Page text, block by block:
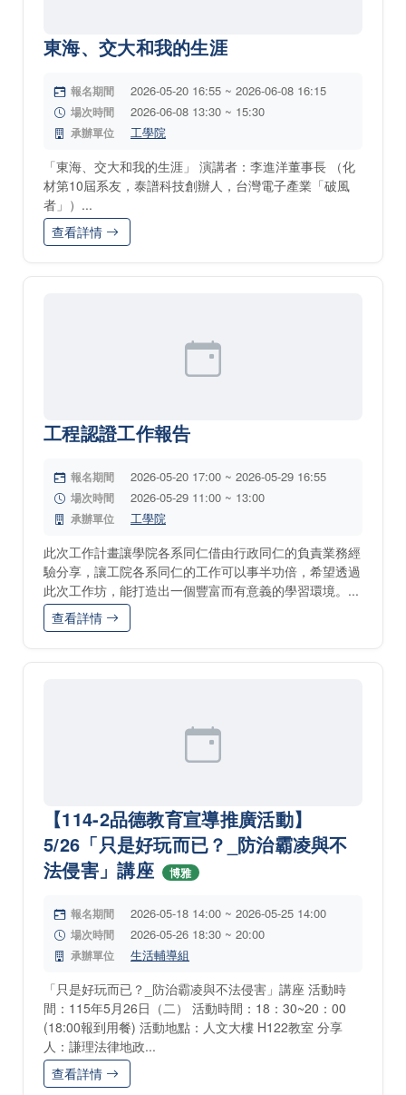
東海、交大和我的生涯
報名期間 2026-05-20 16:55 ~ 2026-06-08 16:15
場次時間 2026-06-08 13:30 ~ 15:30
承辦單位 工學院
「東海、交大和我的生涯」 演講者：李進洋董事長 （化
材第10屆系友，泰譜科技創辦人，台灣電子產業「破風
者」）...
查看詳情
工程認證工作報告
報名期間 2026-05-20 17:00 ~ 2026-05-29 16:55
場次時間 2026-05-29 11:00 ~ 13:00
承辦單位 工學院
此次工作計畫讓學院各系同仁借由行政同仁的負責業務經
驗分享，讓工院各系同仁的工作可以事半功倍，希望透過
此次工作坊，能打造出一個豐富而有意義的學習環境。...
查看詳情
【114-2品德教育宣導推廣活動】
5/26「只是好玩而已？_防治霸凌與不
法侵害」講座
博雅
報名期間 2026-05-18 14:00 ~ 2026-05-25 14:00
場次時間 2026-05-26 18:30 ~ 20:00
承辦單位 生活輔導組
「只是好玩而已？_防治霸凌與不法侵害」講座 活動時
間：115年5月26日（二） 活動時間：18：30~20：00
(18:00報到用餐) 活動地點：人文大樓 H122教室 分享
人：謙理法律地政...
查看詳情